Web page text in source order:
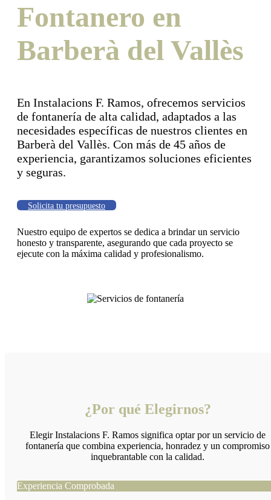
Fontanero en
Barberà del Vallès
En Instalacions F. Ramos, ofrecemos servicios
de fontanería de alta calidad, adaptados a las
necesidades específicas de nuestros clientes en
Barberà del Vallès. Con más de 45 años de
experiencia, garantizamos soluciones eficientes
y seguras.
Solicita tu presupuesto
Nuestro equipo de expertos se dedica a brindar un servicio
honesto y transparente, asegurando que cada proyecto se
ejecute con la máxima calidad y profesionalismo.
¿Por qué Elegirnos?
Elegir Instalacions F. Ramos significa optar por un servicio de
fontanería que combina experiencia, honradez y un compromiso
inquebrantable con la calidad.
Experiencia Comprobada